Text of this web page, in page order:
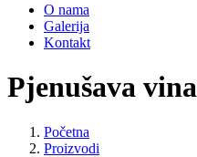
O nama
Galerija
Kontakt
Pjenušava vina
Početna
Proizvodi